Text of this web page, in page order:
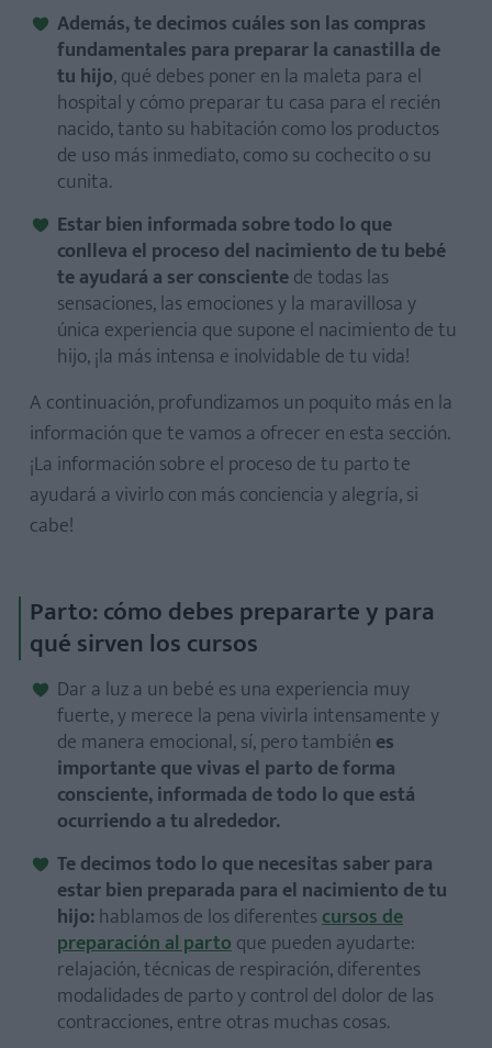
Además, te decimos cuáles son las compras
fundamentales para preparar la canastilla de
tu hijo, qué debes poner en la maleta para el
hospital y cómo preparar tu casa para el recién
nacido, tanto su habitación como los productos
de uso más inmediato, como su cochecito o su
cunita.
Estar bien informada sobre todo lo que
conlleva el proceso del nacimiento de tu bebé
te ayudará a ser conscientede todas las
sensaciones, las emociones y la maravillosa y
única experiencia que supone el nacimiento de tu
hijo, ¡la más intensa e inolvidable de tu vida!
A continuación, profundizamos un poquito más en la
información que te vamos a ofrecer en esta sección.
¡La información sobre el proceso de tu parto te
ayudará a vivirlo con más conciencia y alegría, si
cabe!
Parto: cómo debes prepararte y para
qué sirven los cursos
Dar a luz a un bebé es una experiencia muy
fuerte, y merece la pena vivirla intensamente y
de manera emocional, sí, pero también es
importante que vivas el parto de forma
consciente, informada de todo lo que está
ocurriendo a tu alrededor.
Te decimos todo lo que necesitas saber para
estar bien preparada para el nacimiento de tu
hijo:hablamos de los diferentescursos de
preparación al partoque pueden ayudarte:
relajación, técnicas de respiración, diferentes
modalidades de parto y control del dolor de las
contracciones, entre otras muchas cosas.